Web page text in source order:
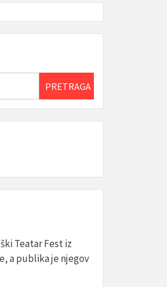
PRETRAGA
Teatar Fest iz
a publika je njegov